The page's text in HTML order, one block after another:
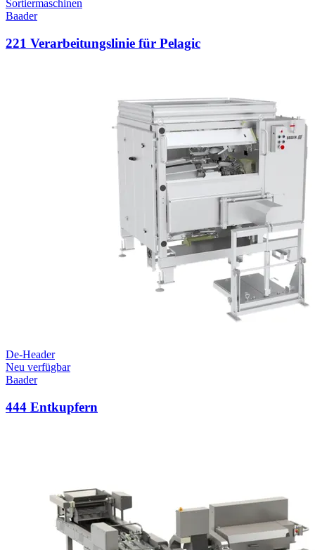
Sortiermaschinen
Baader
221 Verarbeitungslinie für Pelagic
De-Header
Neu verfügbar
Baader
444 Entkupfern